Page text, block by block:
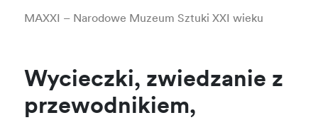
MAXXI – Narodowe Muzeum Sztuki XXI wieku
Wycieczki, zwiedzanie z
przewodnikiem,